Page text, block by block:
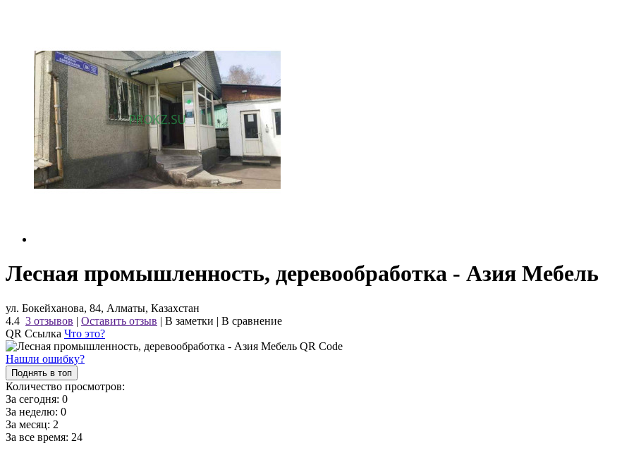
Лесная промышленность, деревообработка - Азия Мебель
ул. Бокейханова, 84, Алматы, Казахстан
4.4 3 отзывов | Оставить отзыв | В заметки | В сравнение
QR Ссылка Что это?
Нашли ошибку?
Поднять в топ
Количество просмотров:
За сегодня: 0
За неделю: 0
За месяц: 2
За все время: 24